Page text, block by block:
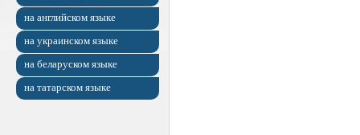
на английском языке
на украинском языке
на беларуском языке
на татарском языке